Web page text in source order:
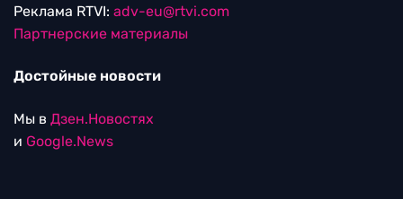
Реклама RTVI: adv-eu@rtvi.com
Партнерские материалы
Достойные новости
Мы в Дзен.Новостях
и Google.News